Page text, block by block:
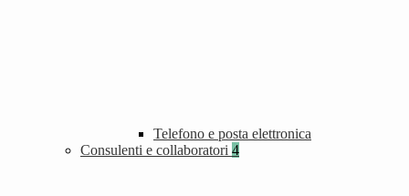
Telefono e posta elettronica
Consulenti e collaboratori 4